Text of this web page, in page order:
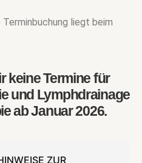
liegt beim
keine Termine für
und Lymphdrainage
ab Januar 2026.
ZUR